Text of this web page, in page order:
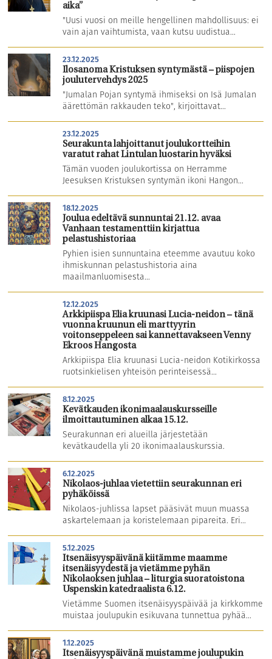
aika”
"Uusi vuosi on meille hengellinen mahdollisuus: ei
vain ajan vaihtumista, vaan kutsu uudistua...
23.12.2025
Ilosanoma Kristuksen syntymästä – piispojen
joulutervehdys 2025
"Jumalan Pojan syntymä ihmiseksi on Isä Jumalan
äärettömän rakkauden teko", kirjoittavat...
23.12.2025
Seurakunta lahjoittanut joulukortteihin
varatut rahat Lintulan luostarin hyväksi
Tämän vuoden joulukortissa on Herramme
Jeesuksen Kristuksen syntymän ikoni Hangon...
18.12.2025
Joulua edeltävä sunnuntai 21.12. avaa
Vanhaan testamenttiin kirjattua
pelastushistoriaa
Pyhien isien sunnuntaina eteemme avautuu koko
ihmiskunnan pelastushistoria aina
maailmanluomisesta...
12.12.2025
Arkkipiispa Elia kruunasi Lucia-neidon – tänä
vuonna kruunun eli marttyyrin
voitonseppeleen sai kannettavakseen Venny
Ekroos Hangosta
Arkkipiispa Elia kruunasi Lucia-neidon Kotikirkossa
ruotsinkielisen yhteisön perinteisessä...
8.12.2025
Kevätkauden ikonimaalauskursseille
ilmoittautuminen alkaa 15.12.
Seurakunnan eri alueilla järjestetään
kevätkaudella yli 20 ikonimaalauskurssia.
6.12.2025
Nikolaos-juhlaa vietettiin seurakunnan eri
pyhäköissä
Nikolaos-juhlissa lapset pääsivät muun muassa
askartelemaan ja koristelemaan pipareita. Eri...
5.12.2025
Itsenäisyyspäivänä kiitämme maamme
itsenäisyydestä ja vietämme pyhän
Nikolaoksen juhlaa – liturgia suoratoistona
Uspenskin katedraalista 6.12.
Vietämme Suomen itsenäisyyspäivää ja kirkkomme
muistaa joulupukin esikuvana tunnettua pyhää...
1.12.2025
Itsenäisyyspäivänä muistamme joulupukin